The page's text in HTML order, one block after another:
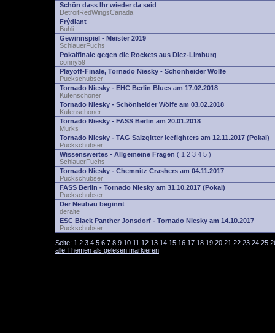
Schön dass Ihr wieder da seid
DetroitRedWingsCanada
Frýdlant
Buhli
Gewinnspiel - Meister 2019
SchlauerFuchs
Pokalfinale gegen die Rockets aus Diez-Limburg
conny59
Playoff-Finale, Tornado Niesky - Schönheider Wölfe
Puckschubser
Tornado Niesky - EHC Berlin Blues am 17.02.2018
Kufenschoner
Tornado Niesky - Schönheider Wölfe am 03.02.2018
Kufenschoner
Tornado Niesky - FASS Berlin am 20.01.2018
Murks
Tornado Niesky - TAG Salzgitter Icefighters am 12.11.2017 (Pokal)
Puckschubser
Wissenswertes - Allgemeine Fragen ( 1 2 3 4 5 )
SchlauerFuchs
Tornado Niesky - Chemnitz Crashers am 04.11.2017
Puckschubser
FASS Berlin - Tornado Niesky am 31.10.2017 (Pokal)
Puckschubser
Der Neubau beginnt
deralte
ESC Black Panther Jonsdorf - Tornado Niesky am 14.10.2017
Puckschubser
Seite: 1 2 3 4 5 6 7 8 9 10 11 12 13 14 15 16 17 18 19 20 21 22 23 24 25
alle Themen als gelesen markieren